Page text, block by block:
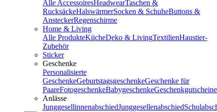
Alle AccessoiresHeadwearTaschen &
RucksäckeHalswärmerSocken & SchuheButtons &
AnsteckerRegenschirme
Home & Living
Alle ProdukteKücheDeko & LivingTextilienHaustier-
Zubehör
Sticker
Geschenke
Personalisierte
GeschenkeGeburtstagsgeschenkeGeschenke für
PaareFotogeschenkeBabygeschenkeGeschenkgutscheine
Anlässe
JunggesellinnenabschiedJunggesellenabschied